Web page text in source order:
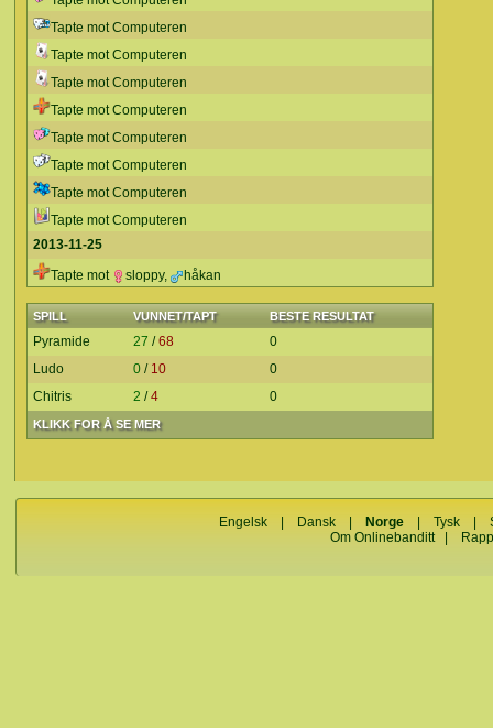
Tapte mot Computeren
Tapte mot Computeren
Tapte mot Computeren
Tapte mot Computeren
Tapte mot Computeren
Tapte mot Computeren
Tapte mot Computeren
Tapte mot Computeren
2013-11-25
Tapte mot
sloppy, håkan
SPILL VUNNET/TAPT BESTE RESULTAT
KLIKK FOR Å SE MER
Pyramide 27 /68
0
Ludo
0 / 10
0
Chitris
2 /4 0
Engelsk Dansk Norge |Tysk |
Om Onlinebanditt|